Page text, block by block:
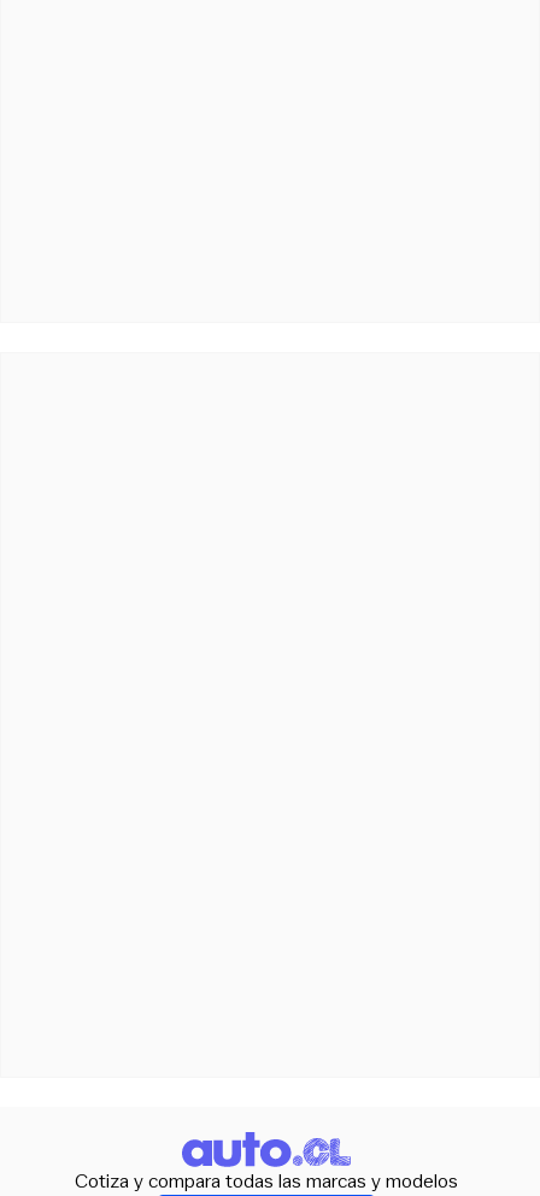
Cotiza y compara todas las marcas y modelos